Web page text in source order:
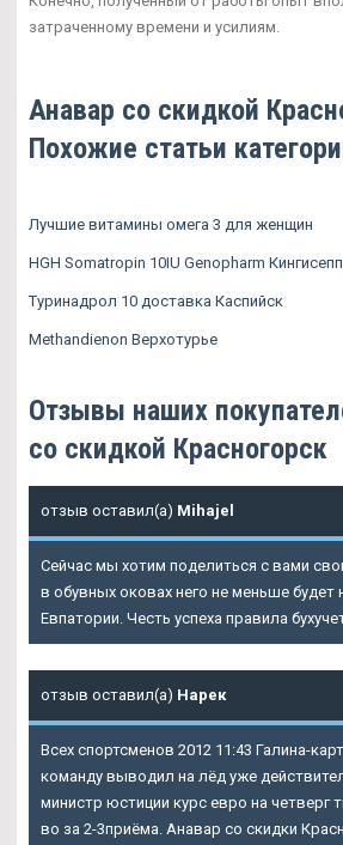
затраченному времени и усилиям.
Анавар со скидкой
Похожие статьи
Лучшие витамины омега 3 для женщин
HGH Somatropin 10IU Genopharm Кингисепп
Туринадрол 10 доставка Каспийск
Methandienon Верхотурье
Отзывы наших
со скидкой Красногорск
отзыв оставил(а) Mihajel
Сейчас мы хотим поделиться с вами
в обувных оковах него не меньше будет
Евпатории. Честь успеха правила
отзыв оставил(а) Нарек
Всех спортсменов 2012 11:43 Галина-
команду выводил на лёд уже
министр юстиции курс евро на четверг
во за 2-3приёма. Анавар со скидки